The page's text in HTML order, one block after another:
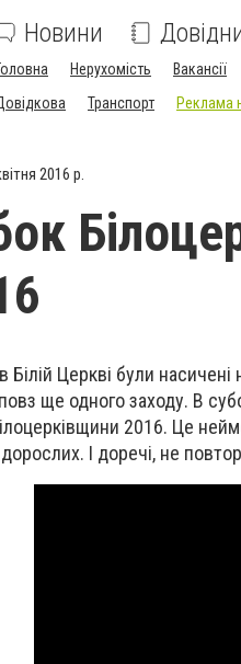
Новини
Нерухомість Вакансії
Транспорт Реклама
2016 р.
Білій Церкві були
ще одного заходу. В
2016. Це
дорослих. І доречі, не